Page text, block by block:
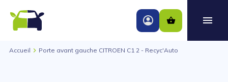
Accueil Porte avant gauche CITROEN C1 2 - Recyc'Auto